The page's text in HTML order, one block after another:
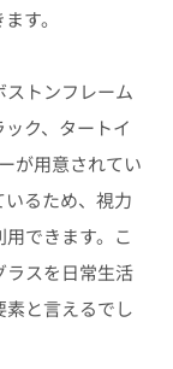
す。
トンフレーム
ク、タートイ
が用意されてい
いるため、視力
できます。こ
ラスを日常生活
素と言えるでし